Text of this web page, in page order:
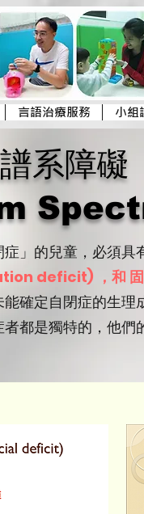
言語治療服務 小組
系障礙
」的兒童，必須具
deficit) ，和
確定自閉症的生
都是獨特的，他